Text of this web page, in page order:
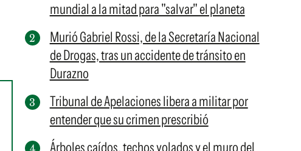
mundial a la mitad para "salvar" el planeta
Murió Gabriel Rossi, de la Secretaría Nacional
de Drogas, tras un accidente de tránsito en
Durazno
Tribunal de Apelaciones libera a militar por
entender que su crimen prescribió
Árboles caídos, techos volados y el muro del